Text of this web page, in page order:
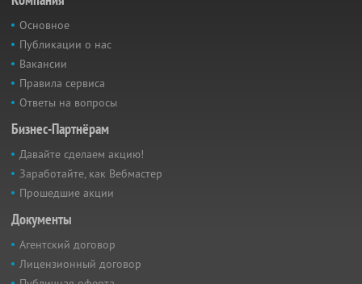
Основное
Публикации о нас
Вакансии
Правила сервиса
Ответы на вопросы
Бизнес-Партнёрам
Давайте сделаем акцию!
Заработайте, как Вебмастер
Прошедшие акции
Документы
Агентский договор
Лицензионный договор